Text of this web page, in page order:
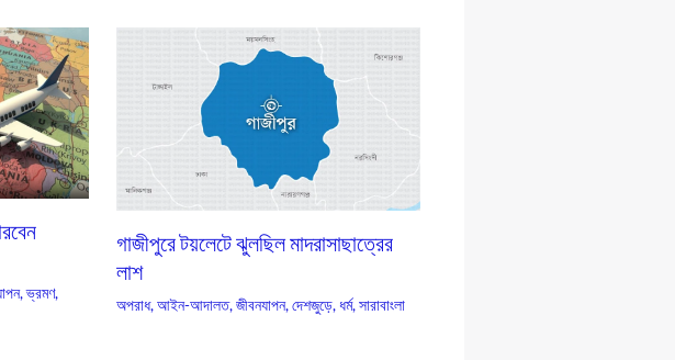
,ভ্রমণ,
গাজীপুরে টয়লেটে ঝুলছিল মাদরাসাছাত্রের
লাশ
অপরাধ,আইন-আদালত,জীবনযাপন,দেশজুড়ে, ধর্ম,সারাবাংলা